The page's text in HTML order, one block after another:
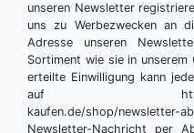
unseren Newsletter
uns zu Werbezwecken an
Adresse unseren
Sortiment wie sie in
erteilte Einwilligung kann
auf https://
kaufen.de/shop/
Newsletter-Nachricht per